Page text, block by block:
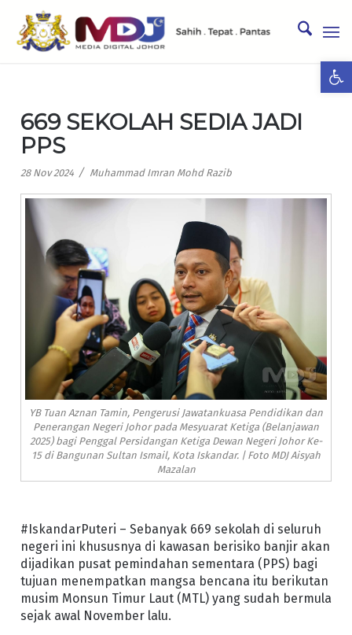
669 SEKOLAH SEDIA JADI
PPS
28 Nov 2024 / Muhammad Imran Mohd Razib
YB Tuan Aznan Tamin, Pengerusi Jawatankuasa Pendidikan dan
Penerangan Negeri Johor pada Mesyuarat Ketiga (Belanjawan
2025) bagi Penggal Persidangan Ketiga Dewan Negeri Johor Ke-
15 di Bangunan Sultan Ismail, Kota Iskandar. | Foto MDJ Aisyah
Mazalan
#IskandarPuteri – Sebanyak 669 sekolah di seluruh
negeri ini khususnya di kawasan berisiko banjir akan
dijadikan pusat pemindahan sementara (PPS) bagi
tujuan menempatkan mangsa bencana itu berikutan
musim Monsun Timur Laut (MTL) yang sudah bermula
sejak awal November lalu.